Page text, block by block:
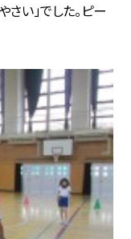
い」でした。ピー